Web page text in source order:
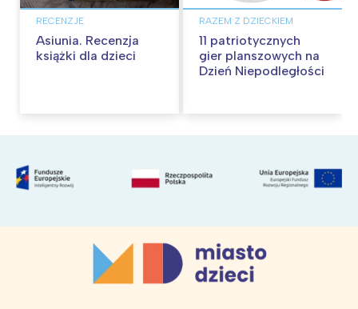
RECENZJE
Asiunia. Recenzja
książki dla dzieci
RAZEM Z DZIECKIEM
11 patriotycznych
gier planszowych na
Dzień Niepodległości